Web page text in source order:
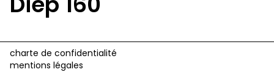
charte de confidentialité
mentions légales